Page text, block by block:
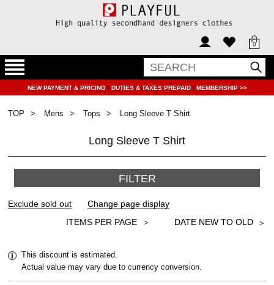
0
NEW PAYMENT & PRICING | DUTIES & TAXES PREPAID | MEMBERSHIP >>
TOP Mens Tops Long Sleeve T Shirt
Long Sleeve T Shirt
FILTER
＞
This discount is estimated.
Actual value may vary due to currency conversion.